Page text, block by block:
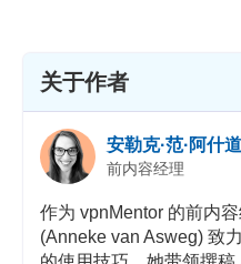
关于作者
安勒克·范·阿什道
前内容经理
作为 vpnMentor 的前内
(Anneke van Asweg) 致